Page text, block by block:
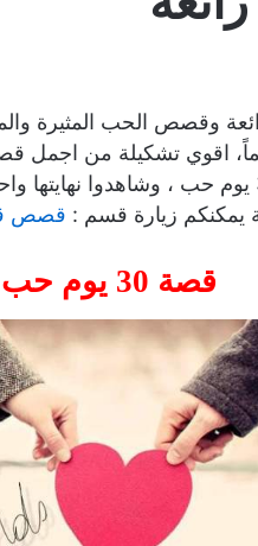
وقصص الحب المثيرة
اقوي تشكيلة من اجمل
بقراءة هذه القصة المميزة بعنوان 30 يوم حب
يمكنكم زيارة قسم : قصص
قصة 30 يوم حب